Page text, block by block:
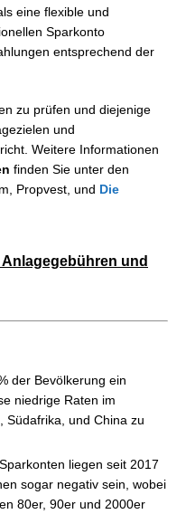
eine flexible und
Sparkonto
entsprechend der
zu prüfen und diejenige
und
Weitere Informationen
finden Sie unter den
Propvest, und Die
und
der Bevölkerung ein
niedrige Raten im
Südafrika, und China zu
liegen seit 2017
sogar negativ sein, wobei
80er, 90er und 2000er